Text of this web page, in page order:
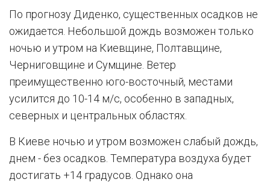
По прогнозу Диденко, существенных осадков не
ожидается. Небольшой дождь возможен только
ночью и утром на Киевщине, Полтавщине,
Черниговщине и Сумщине. Ветер
преимущественно юго-восточный, местами
усилится до 10-14 м/с, особенно в западных,
северных и центральных областях.
В Киеве ночью и утром возможен слабый дождь,
днем - без осадков. Температура воздуха будет
достигать +14 градусов. Однако она